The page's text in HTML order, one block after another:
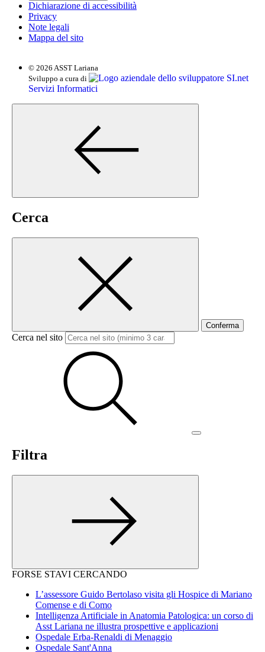
Dichiarazione di accessibilità
Privacy
Note legali
Mappa del sito
© 2026 ASST Lariana
Sviluppo a cura di
SI.net
Servizi Informatici
Cerca
Conferma
Cerca nel sito
Filtra
FORSE STAVI CERCANDO
L’assessore Guido Bertolaso visita gli Hospice di Mariano
Comense e di Como
Intelligenza Artificiale in Anatomia Patologica: un corso di
Asst Lariana ne illustra prospettive e applicazioni
Ospedale Erba-Renaldi di Menaggio
Ospedale Sant'Anna